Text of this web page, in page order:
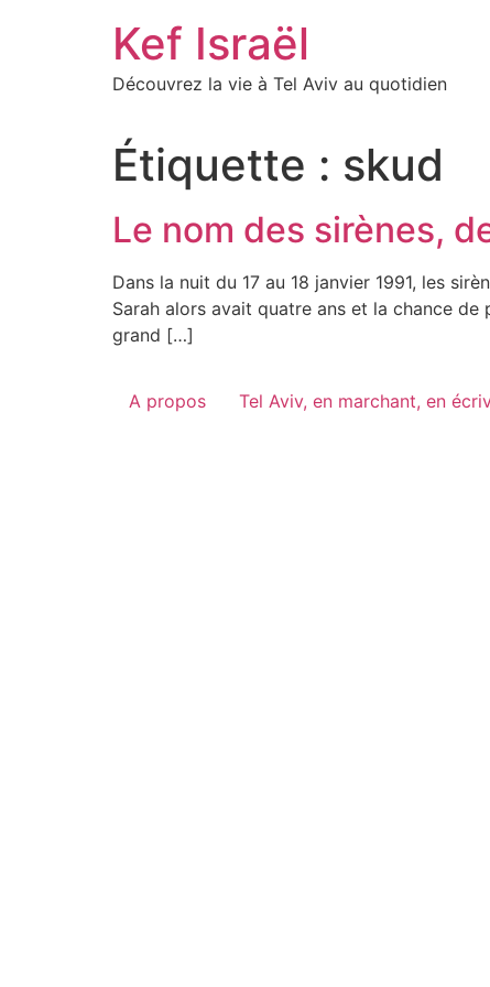
Kef Israël
Découvrez la vie à Tel Aviv au quotidien
Étiquette : skud
Le nom des sirènes,
Dans la nuit du 17 au 18 janvier 1991, les
Sarah alors avait quatre ans et la chance
grand […]
A propos Tel Aviv, en marchant, en